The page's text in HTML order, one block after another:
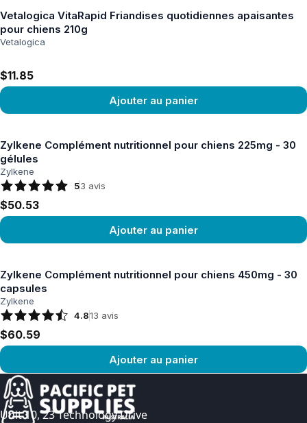
Vetalogica VitaRapid Friandises quotidiennes apaisantes
pour chiens 210g
Vetalogica
$11.85
Ajouter au panier
Zylkene Complément nutritionnel pour chiens 225mg - 30
gélules
Zylkene
53 avis
$50.53
Ajouter au panier
Zylkene Complément nutritionnel pour chiens 450mg - 30
capsules
Zylkene
4.813 avis
$60.59
Ajouter au panier
Voir le produit
Unit 10, 23 Technology Drive